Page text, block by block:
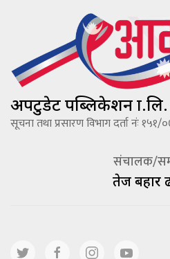
अपटुडेट पब्लिकेशन प्रा.लि.
सूचना तथा प्रसारण विभाग दर्ता नंः
संचालक/
तेज बहादूर